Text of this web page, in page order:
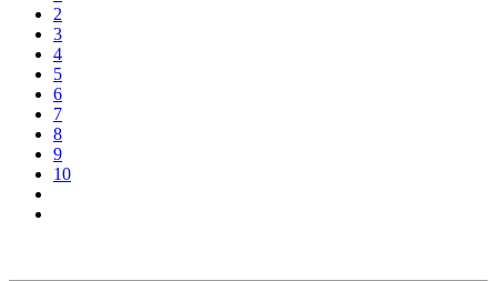
2
3
4
5
6
7
8
9
10